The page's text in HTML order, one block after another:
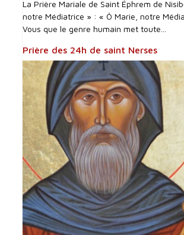
La Prière Mariale de Saint Éphrem de
notre Médiatrice » : « Ô Marie, notre
Vous que le genre humain met toute...
Prière des 24h de saint Nerses